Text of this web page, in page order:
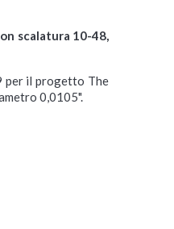
scalatura 10-48,
per il progetto The
0,0105".